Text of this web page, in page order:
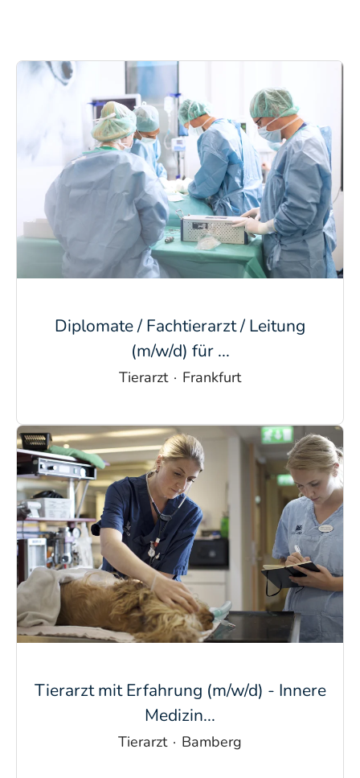
Diplomate / Fachtierarzt / Leitung
(m/w/d) für ...
Tierarzt · Frankfurt
Tierarzt mit Erfahrung (m/w/d) - Innere
Medizin...
Tierarzt · Bamberg